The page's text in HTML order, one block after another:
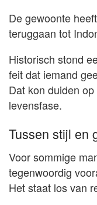
De gewoonte
teruggaan tot
Historisch stond
feit dat iemand
Dat kon duiden
levensfase.
Tussen stijl en
Voor sommige
tegenwoordig
Het staat los van